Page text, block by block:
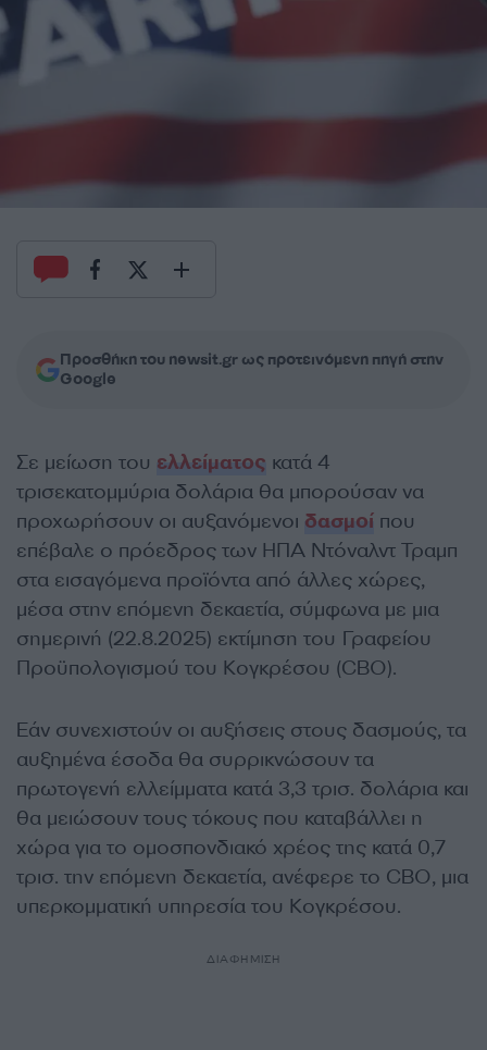
Προσθήκη του newsit.gr ως προτεινόμενη πηγή στην
Google
Σε μείωση του ελλείματος κατά 4
τρισεκατομμύρια δολάρια θα μπορούσαν να
προχωρήσουν οι αυξανόμενοι δασμοί που
επέβαλε ο πρόεδρος των ΗΠΑ Ντόναλντ Τραμπ
στα εισαγόμενα προϊόντα από άλλες χώρες,
μέσα στην επόμενη δεκαετία, σύμφωνα με μια
σημερινή (22.8.2025) εκτίμηση του Γραφείου
Προϋπολογισμού του Κογκρέσου (CBO).
Εάν συνεχιστούν οι αυξήσεις στους δασμούς, τα
αυξημένα έσοδα θα συρρικνώσουν τα
πρωτογενή ελλείμματα κατά 3,3 τρισ. δολάρια και
θα μειώσουν τους τόκους που καταβάλλει η
χώρα για το ομοσπονδιακό χρέος της κατά 0,7
τρισ. την επόμενη δεκαετία, ανέφερε το CBO, μια
υπερκομματική υπηρεσία του Κογκρέσου.
ΔΙΑΦΗΜΙΣΗ